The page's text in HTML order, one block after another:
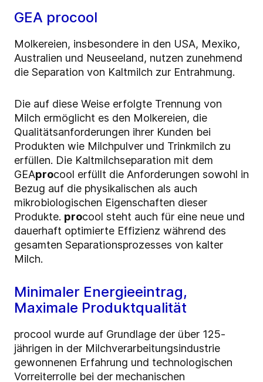
GEA procool
Molkereien, insbesondere in den USA, Mexiko,
Australien und Neuseeland, nutzen zunehmend
die Separation von Kaltmilch zur Entrahmung.
Die auf diese Weise erfolgte Trennung von
Milch ermöglicht es den Molkereien, die
Qualitätsanforderungen ihrer Kunden bei
Produkten wie Milchpulver und Trinkmilch zu
erfüllen. Die Kaltmilchseparation mit dem
GEAprocool erfüllt die Anforderungen sowohl in
Bezug auf die physikalischen als auch
mikrobiologischen Eigenschaften dieser
Produkte. procool steht auch für eine neue und
dauerhaft optimierte Effizienz während des
gesamten Separationsprozesses von kalter
Milch.
Minimaler Energieeintrag,
Maximale Produktqualität
procool wurde auf Grundlage der über 125-
jährigen in der Milchverarbeitungsindustrie
gewonnenen Erfahrung und technologischen
Vorreiterrolle bei der mechanischen